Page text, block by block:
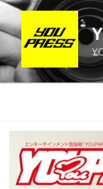
コ
ン
ン